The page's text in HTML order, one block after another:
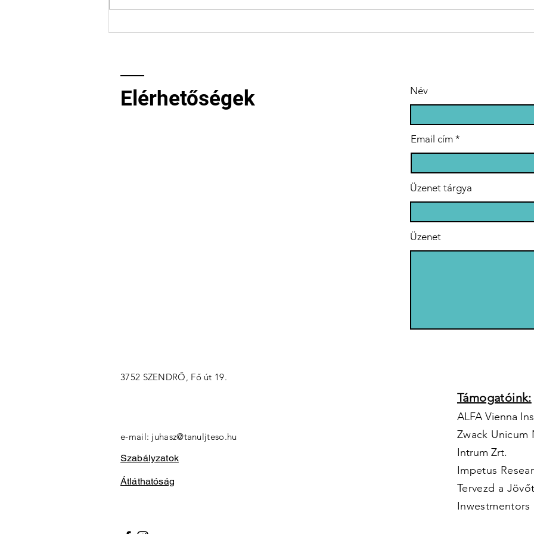
Közösségi tér
Részt veszünk
Elérhetőségek
3752 SZENDRŐ, Fő út 19.
e-mail: juhasz@tanuljteso.hu
Szabályzatok
Átláthatóság
Név
Email cím
Üzenet tárgya
Üzenet
Támogatóink:
ALFA Vienna
Zwack Unicum
Intrum Zrt.
Impetus
Tervezd a
Inwestmentors